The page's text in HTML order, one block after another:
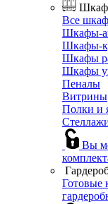
Все
Шкафы-
Шкафы-
Шкафы
Шкафы
Пеналы
Витрины
Полки и
Вы
Готовые